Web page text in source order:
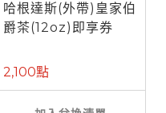
哈根達斯(外帶)皇家伯
爵茶(12oz)即享券
2,100點